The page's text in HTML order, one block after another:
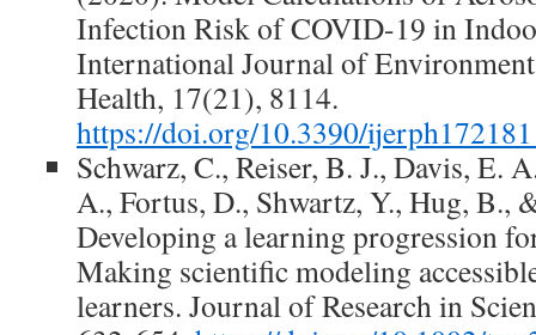
Infection Risk of COVID-19 in
International Journal of
Health, 17(21), 8114.
https://doi.org/10.3390/
Schwarz, C., Reiser, B. J., Davis, E.
A., Fortus, D., Shwartz, Y., Hug, B.,
Developing a learning progression
Making scientific modeling
learners. Journal of Research in